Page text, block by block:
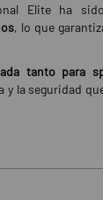
Elite ha
, lo que
tanto para
y la seguridad